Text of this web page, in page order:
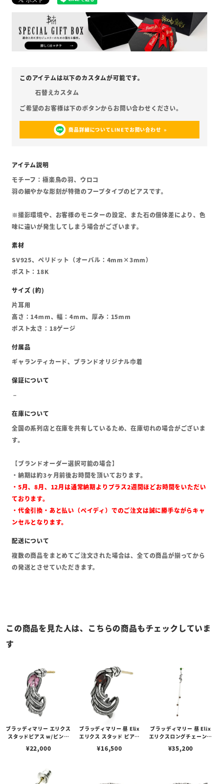
石替えカスタム
商品詳細についてLINEでお問い合わせ
モチーフ：極楽鳥の羽、ウロコ
羽の細やかな彫刻が特徴のフープタイプのピアスです。
※撮影環境や、お客様のモニターの設定、また石の個体差により、色
味に違いが発生してしまう場合がございます。
SV925、ペリドット（オーバル：4mm×3mm）
ポスト：18K
片耳用
高さ：14mm、幅：4mm、厚み：15mm
ポスト太さ：18ゲージ
ギャランティカード、ブランドオリジナル巾着
全国の系列店と在庫を共有しているため、在庫切れの場合がございま
す。
【ブランドオーダー選択可能の場合】
・納期は約3ヶ月前後お時間を頂いております。
・5月、8月、12月は通常納期よりプラス2週間ほどお時間をいただい
ております。
・代金引換・あと払い（ペイディ）でのご注文は誠に勝手ながらキャ
ンセルとなります。
複数の商品をまとめてご注文された場合は、全ての商品が揃ってから
の発送とさせていただきます。
この商品を見た人は、こちらの商品もチェックしていま
す
ブラッディマリー エリクス
スタッドピアス w/ピンク
¥22,000
ブラッディマリー 昼 Elix
エリクス スタッド ピアス
¥16,500
ブラッディマリー 昼 Elix
エリクスロングチェーンピ
イド/スモーキークォーツ
¥35,200